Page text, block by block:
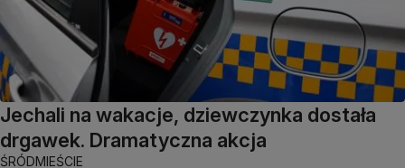
Jechali na wakacje, dziewczynka dostała
drgawek. Dramatyczna akcja
ŚRÓDMIEŚCIE